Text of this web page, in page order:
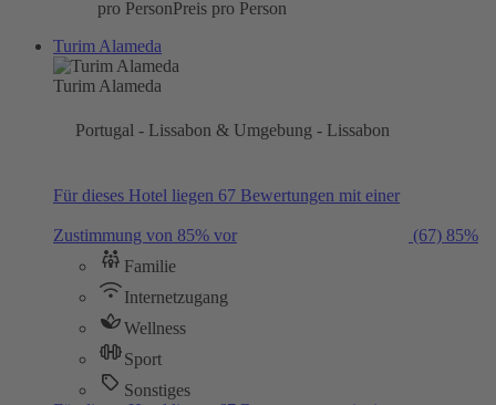
pro PersonPreis pro Person
Turim Alameda
Turim Alameda
Portugal - Lissabon & Umgebung - Lissabon
Für dieses Hotel liegen 67 Bewertungen mit einer
Zustimmung von 85% vor (67) 85%
Familie
Internetzugang
Wellness
Sport
Sonstiges